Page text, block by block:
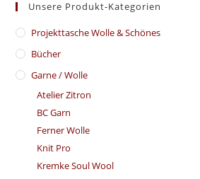
Unsere Produkt-Kategorien
​Projekttasche Wolle & Schönes
Bücher
Garne / Wolle
Atelier Zitron
BC Garn
Ferner Wolle
Knit Pro
Kremke Soul Wool